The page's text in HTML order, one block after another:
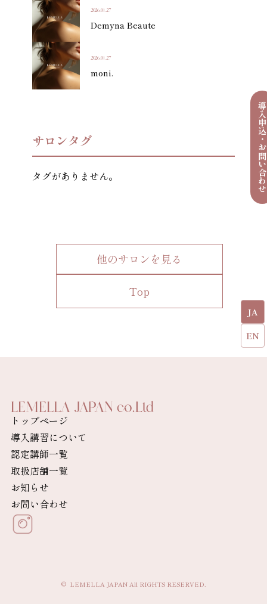
導入申込・
JA
EN
2026.01.27
Demyna Beaute
2026.01.27
moni.
サロンタグ
タグがありません。
他のサロンを見る
Top
トップページ
導入講習について
認定講師一覧
取扱店舗一覧
お知らせ
お問い合わせ
© LEMELLA JAPAN All RIGHTS RESERVED.